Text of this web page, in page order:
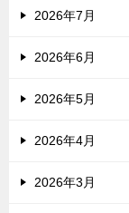
2026年7月
2026年6月
2026年5月
2026年4月
2026年3月